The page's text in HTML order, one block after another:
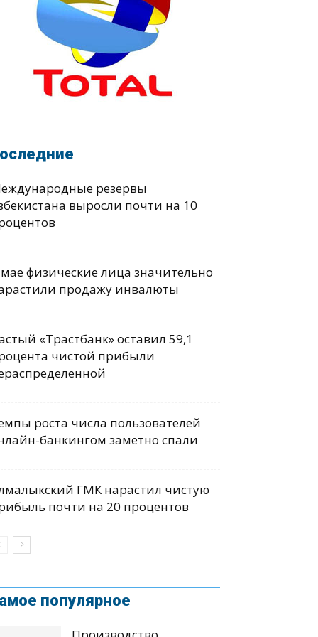
резервы
выросли почти на 10
физические лица значительно
продажу инвалюты
«Трастбанк» оставил 59,1
чистой прибыли
роста числа пользователей
банкингом заметно спали
ГМК нарастил чистую
почти на 20 процентов
популярное